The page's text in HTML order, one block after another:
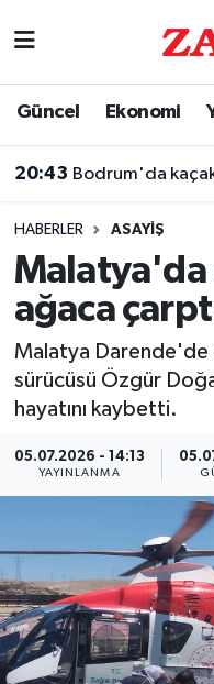
Güncel Ekonomi
20:43 Bodrum'da
HABERLER ASAYIŞ
Malatya'da
ağaca
Malatya
sürücüsü Özgür
hayatını kaybetti.
05.07.2026 - 14:13
YAYINLANMA
Nöbetçi
Trafik Durumu
Süper Lig Puan
Tüm Manşetler
Son Dakika
Haber Arşivi